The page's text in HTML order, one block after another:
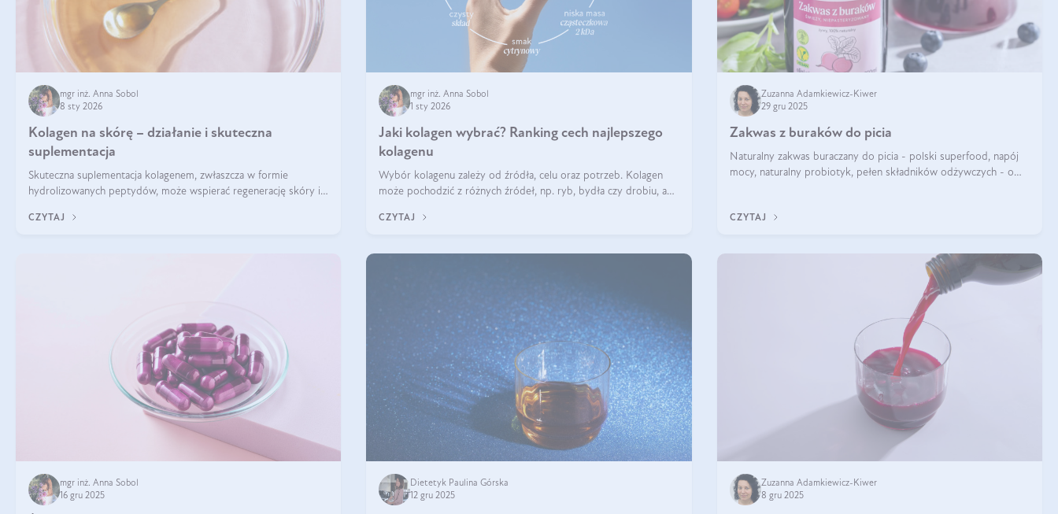
mgr inż. Anna Sobol
8 sty 2026
Kolagen na skórę – działanie i skuteczna
suplementacja
Skuteczna suplementacja kolagenem, zwłaszcza w formie
hydrolizowanych peptydów, może wspierać regenerację skóry i
regularnością stosowania.
CZYTAJ
mgr inż. Anna Sobol
1 sty 2026
Jaki kolagen wybrać? Ranking cech najlepszego
kolagenu
Wybór kolagenu zależy od źródła, celu oraz potrzeb. Kolagen
może pochodzić z różnych źródeł, np. ryb, bydła czy drobiu, a
sprawdza się kolagen rybi, a dla wspierania stawów — kolagen
CZYTAJ
Zuzanna Adamkiewicz-Kiwer
29 gru 2025
Zakwas z buraków do picia
Naturalny zakwas buraczany do picia - polski superfood, napój
mocy, naturalny probiotyk, pełen składników odżywczych - o
CZYTAJ
mgr inż. Anna Sobol
16 gru 2025
Dietetyk Paulina Górska
12 gru 2025
Zuzanna Adamkiewicz-Kiwer
8 gru 2025